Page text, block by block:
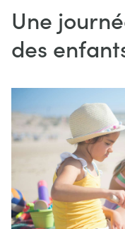
Une
des